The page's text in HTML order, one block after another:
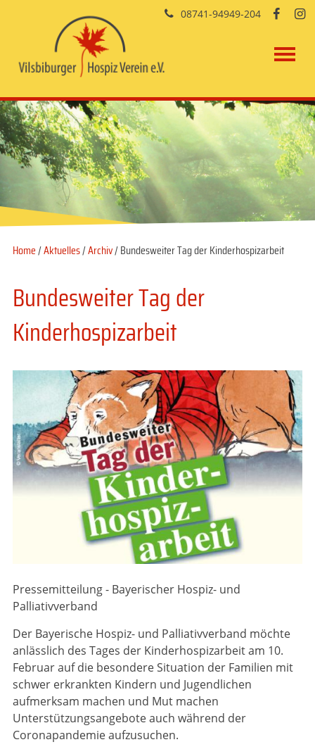
Home/Aktuelles/Archiv/ Bundesweiter Tag der Kinderhospizarbeit
Bundesweiter Tag der
Kinderhospizarbeit
Pressemitteilung - Bayerischer Hospiz- und
Palliativverband
Der Bayerische Hospiz- und Palliativverband möchte
anlässlich des Tages der Kinderhospizarbeit am 10.
Februar auf die besondere Situation der Familien mit
schwer erkrankten Kindern und Jugendlichen
aufmerksam machen und Mut machen
Unterstützungsangebote auch während der
Coronapandemie aufzusuchen.
08741-94949-204  